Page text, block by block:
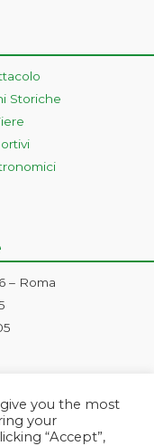
Storiche
– Roma
you the most
your
“Accept”,